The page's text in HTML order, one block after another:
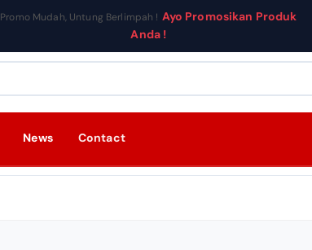
Promo Mudah, Untung Berlimpah ! Ayo Promosikan Produk
Anda !
News Contact